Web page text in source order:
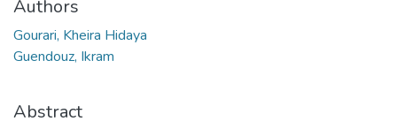
Authors
Gourari, Kheira Hidaya
Guendouz, Ikram
Abstract